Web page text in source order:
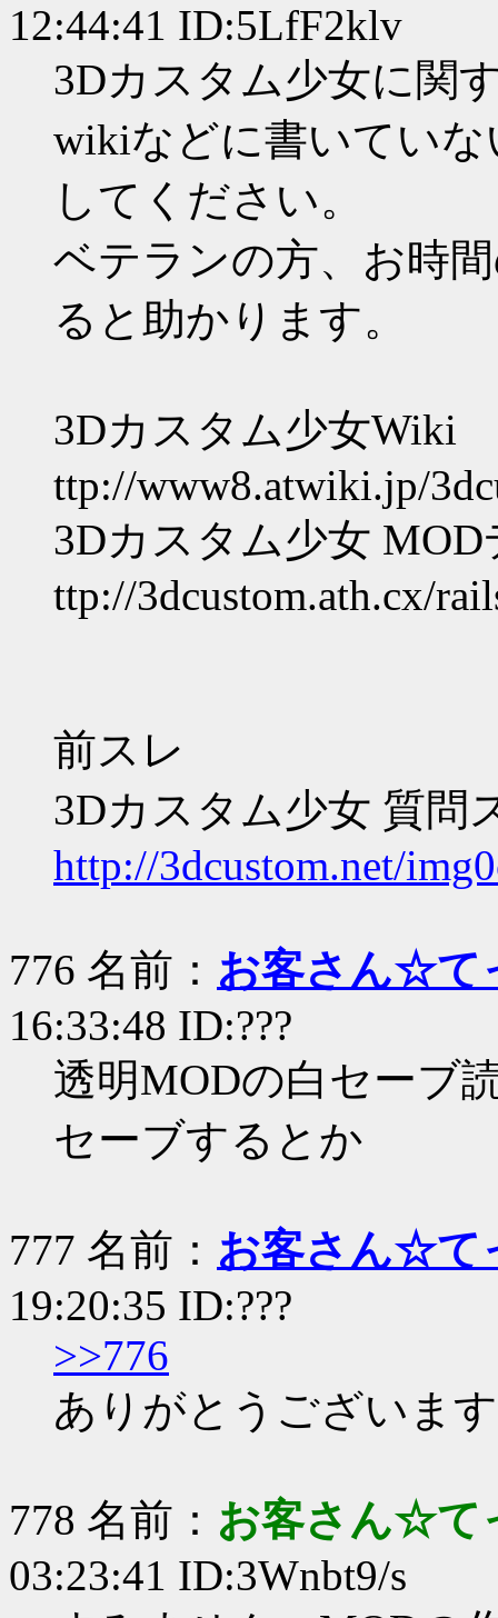
12:44:41 ID:5LfF2klv
3Dカスタム少女に関
wikiなどに書いてい
してください。
ベテランの方、お時
ると助かります。
3Dカスタム少女Wiki
ttp://www8.atwiki.jp/
3Dカスタム少女
ttp://3dcustom.ath.cx/
前スレ
3Dカスタム少女 質問
http://3dcustom.net/
776 名前： お客さん☆て
16:33:48 ID:???
透明MODの白セーブ
セーブするとか
777 名前： お客さん☆て
19:20:35 ID:???
>>776
ありがとうございま
778 名前： お客さん☆て
03:23:41 ID:3Wnbt9/s